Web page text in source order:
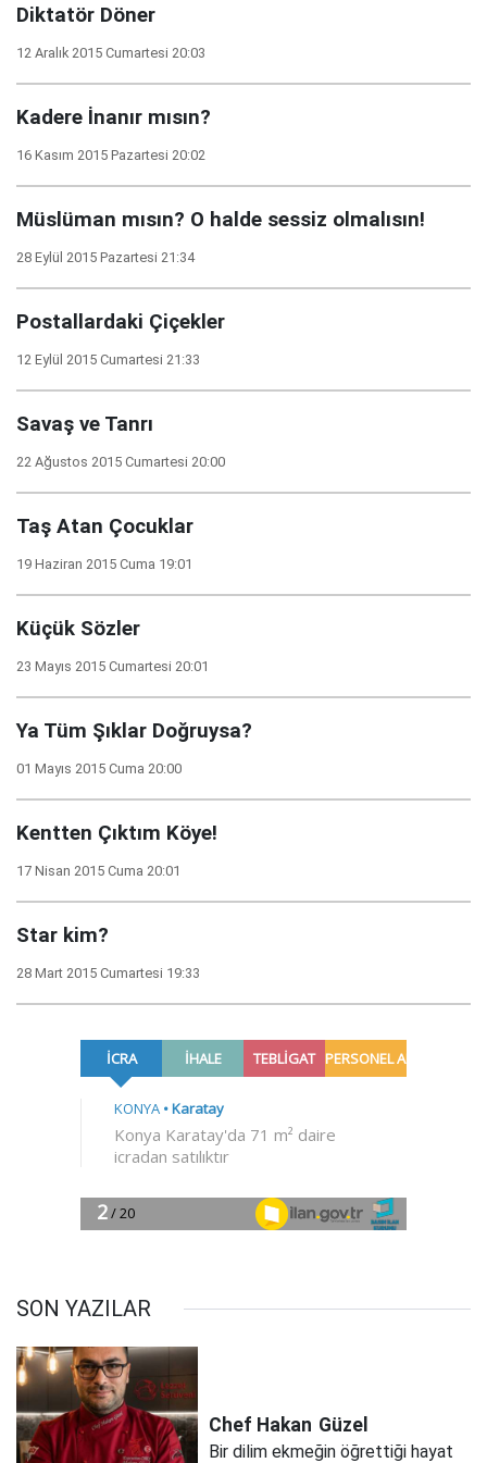
Diktatör Döner
12 Aralık 2015 Cumartesi 20:03
Kadere İnanır mısın?
16 Kasım 2015 Pazartesi 20:02
Müslüman mısın? O halde sessiz olmalısın!
28 Eylül 2015 Pazartesi 21:34
Postallardaki Çiçekler
12 Eylül 2015 Cumartesi 21:33
Savaş ve Tanrı
22 Ağustos 2015 Cumartesi 20:00
Taş Atan Çocuklar
19 Haziran 2015 Cuma 19:01
Küçük Sözler
23 Mayıs 2015 Cumartesi 20:01
Ya Tüm Şıklar Doğruysa?
01 Mayıs 2015 Cuma 20:00
Kentten Çıktım Köye!
17 Nisan 2015 Cuma 20:01
Star kim?
28 Mart 2015 Cumartesi 19:33
SON YAZILAR
Chef Hakan Güzel
Bir dilim ekmeğin öğrettiği hayat